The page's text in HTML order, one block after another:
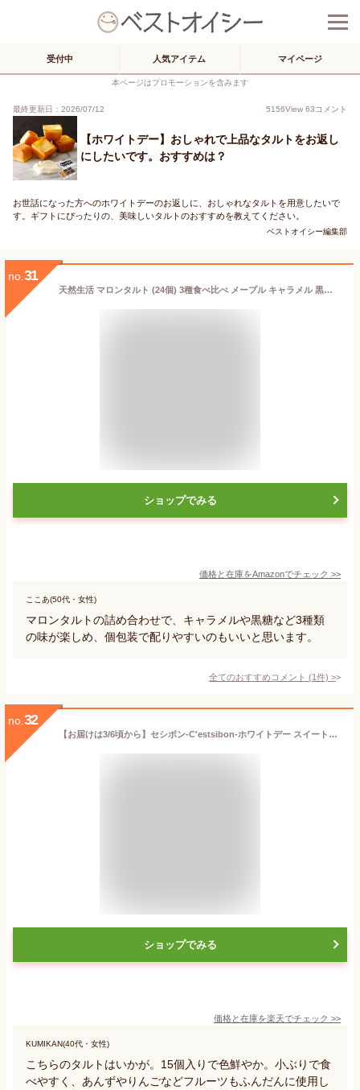
受付中 人気アイテム マイページ
本ページはプロモーションを含みます
最終更新日：2026/07/12 5156View 63コメント
【ホワイトデー】おしゃれで上品なタルトをお返し
にしたいです。おすすめは？
お世話になった方へのホワイトデーのお返しに、おしゃれなタルトを用意したいで
す。ギフトにぴったりの、美味しいタルトのおすすめを教えてください。
ベストオイシー編集部
no. 31
天然生活 マロンタルト (24個) 3種食べ比べ メープル キャラメル 黒糖 焼菓子 お徳用 個包装 栗
ショップでみる
価格と在庫をAmazonでチェック >>
ここあ(50代・女性)
マロンタルトの詰め合わせで、キャラメルや黒糖など3種類
の味が楽しめ、個包装で配りやすいのもいいと思います。
全てのおすすめコメント (1件) >
no. 32
【お届けは3/6頃から】セシボン-C'estsibon-ホワイトデー スイートハートプチケーキ15個入 ホワイトデー 義理チョコ バレンタイン 義理返し お返し タルト プチフール 義理 プレゼント ギフト お菓子 お取り寄せ 船橋屋 遅れてごめんね
ショップでみる
価格と在庫を楽天でチェック >>
KUMIKAN(40代・女性)
こちらのタルトはいかが。15個入りで色鮮やか。小ぶりで食
べやすく、あんずやりんごなどフルーツもふんだんに使用し